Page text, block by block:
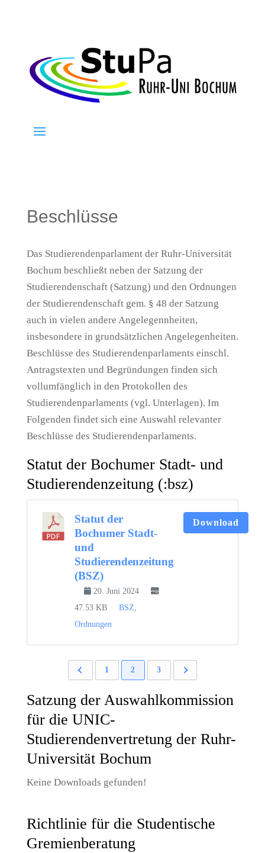
Beschlüsse
Das Studierendenparlament der Ruhr-Universität
Bochum beschließt neben der Satzung der
Studierendenschaft (Satzung) und den Ordnungen
der Studierendenschaft gem. § 48 der Satzung
auch in vielen andere Angelegennheiten,
insbesondere in grundsätzlichen Angelegenheiten.
Beschlüsse des Studierendenparlaments einschl.
Antragstexten und Begründungen finden sich
vollumfänglich in den Protokollen des
Studierendenparlaments (vgl. Unterlagen). Im
Folgenden findet sich eine Auswahl relevanter
Beschlüsse des Studierendenparlaments.
Statut der Bochumer Stadt- und
Studierendenzeitung (:bsz)
Statut der
Bochumer Stadt-
und
Studierendenzeitung
(BSZ)
20. Juni 2024
47.53 KB
BSZ,
Ordnungen
Download
1 2 3
Satzung der Auswahlkommission
für die UNIC-
Studierendenvertretung der Ruhr-
Universität Bochum
Keine Downloads gefunden!
Richtlinie für die Studentische
Gremienberatung